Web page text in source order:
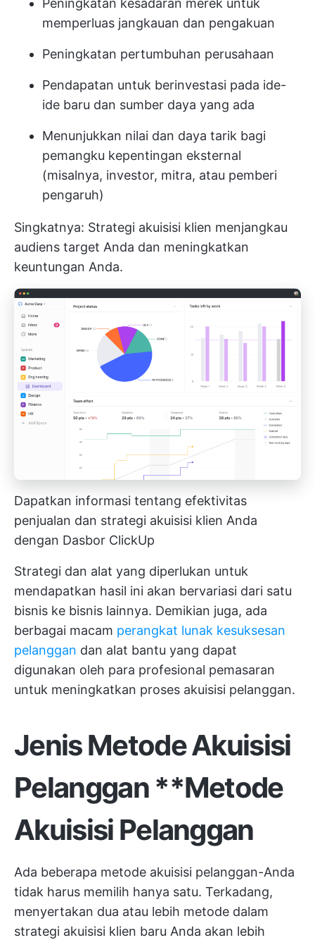
Peningkatan kesadaran merek untuk
memperluas jangkauan dan pengakuan
Peningkatan pertumbuhan perusahaan
Pendapatan untuk berinvestasi pada ide-
ide baru dan sumber daya yang ada
Menunjukkan nilai dan daya tarik bagi
pemangku kepentingan eksternal
(misalnya, investor, mitra, atau pemberi
pengaruh)
Singkatnya: Strategi akuisisi klien menjangkau
audiens target Anda dan meningkatkan
keuntungan Anda.
Dapatkan informasi tentang efektivitas
penjualan dan strategi akuisisi klien Anda
dengan Dasbor ClickUp
Strategi dan alat yang diperlukan untuk
mendapatkan hasil ini akan bervariasi dari satu
bisnis ke bisnis lainnya. Demikian juga, ada
berbagai macam perangkat lunak kesuksesan
pelanggan dan alat bantu yang dapat
digunakan oleh para profesional pemasaran
untuk meningkatkan proses akuisisi pelanggan.
JenisMetode Akuisisi
Pelanggan**Metode
Akuisisi Pelanggan
Ada beberapa metode akuisisi pelanggan-Anda
tidak harus memilih hanya satu. Terkadang,
menyertakan dua atau lebih metode dalam
strategi akuisisi klien baru Anda akan lebih